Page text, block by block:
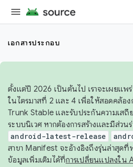
เอกสารประกอบ
ตั้งแต่ปี 2026 เป็นต้นไป เราจะเผยแพ
ในไตรมาสที่ 2 และ 4 เพื่อให้สอดคล้อ
Trunk Stable และรับประกันความเส
ระบบนิเวศ หากต้องการสร้างและมีส่วน
android-latest-release
สาขา Manifest จะอ้างอิงถึงรุ่นล่าสุดที่
ข้อมูลเพิ่มเติมได้ที่การเปลี่ยนแปลงใน